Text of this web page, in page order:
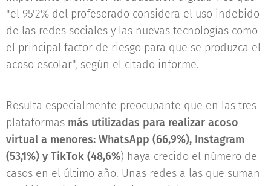
"el 95'2% del profesorado considera el uso indebido
de las redes sociales y las nuevas tecnologías como
el principal factor de riesgo para que se produzca el
acoso escolar", según el citado informe.
Resulta especialmente preocupante que en las tres
plataformas más utilizadas para realizar acoso
virtual a menores: WhatsApp (66,9%), Instagram
(53,1%) y TikTok (48,6%) haya crecido el número de
casos en el último año. Unas redes a las que suman